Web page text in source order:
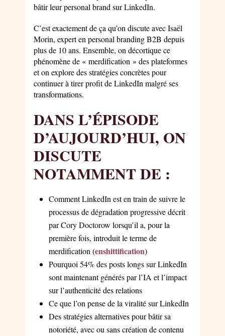
bâtir leur personal brand sur LinkedIn.
C’est exactement de ça qu’on discute avec Isaël
Morin, expert en personal branding B2B depuis
plus de 10 ans. Ensemble, on décortique ce
phénomène de « merdification » des plateformes
et on explore des stratégies concrètes pour
continuer à tirer profit de LinkedIn malgré ses
transformations.
DANS L’ÉPISODE
D’AUJOURD’HUI, ON
DISCUTE
NOTAMMENT DE :
Comment LinkedIn est en train de suivre le
processus de dégradation progressive décrit
par Cory Doctorow lorsqu’il a, pour la
première fois, introduit le terme de
merdification (enshittification)
Pourquoi 54% des posts longs sur LinkedIn
sont maintenant générés par l’IA et l’impact
sur l’authenticité des relations
Ce que l’on pense de la viralité sur LinkedIn
Des stratégies alternatives pour bâtir sa
notoriété, avec ou sans création de contenu